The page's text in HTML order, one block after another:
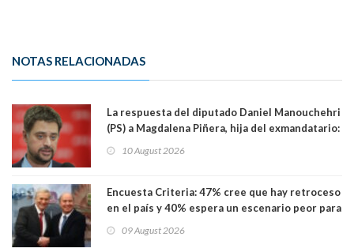
NOTAS RELACIONADAS
La respuesta del diputado Daniel Manouchehri
(PS) a Magdalena Piñera, hija del exmandatario:
creían intocables"
10 August 2026
Encuesta Criteria: 47% cree que hay retroceso
en el país y 40% espera un escenario peor para
09 August 2026